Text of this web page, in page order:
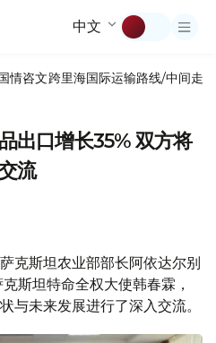
中文
情咨文跨里海国际运输路线/中间走廊
出口增长35% 双方将
流
克斯坦农业部部长阿依达尔别
斯坦特命全权大使韩春霖，
与未来发展进行了深入交流。